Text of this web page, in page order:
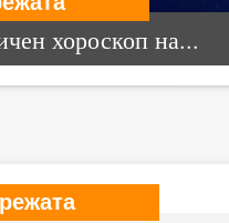
хороскоп на...